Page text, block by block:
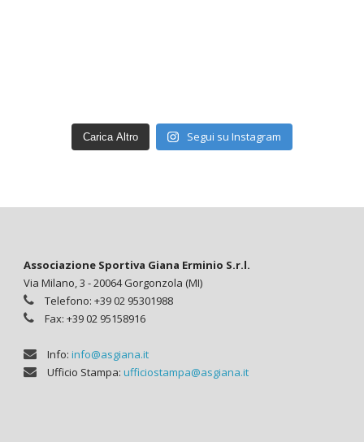
Carica Altro Segui su Instagram
Associazione Sportiva Giana Erminio S.r.l.
Via Milano, 3 - 20064 Gorgonzola (MI)
Telefono: +39 02 95301988
Fax: +39 02 95158916
Info: info@asgiana.it
Ufficio Stampa: ufficiostampa@asgiana.it